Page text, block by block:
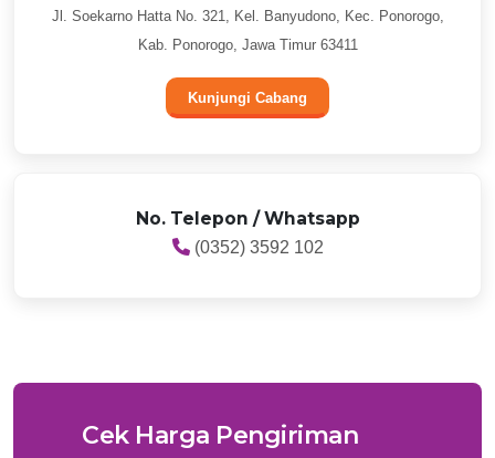
Jl. Soekarno Hatta No. 321, Kel. Banyudono, Kec. Ponorogo,
Kab. Ponorogo, Jawa Timur 63411
Kunjungi Cabang
No. Telepon / Whatsapp
(0352) 3592 102
Cek Harga Pengiriman